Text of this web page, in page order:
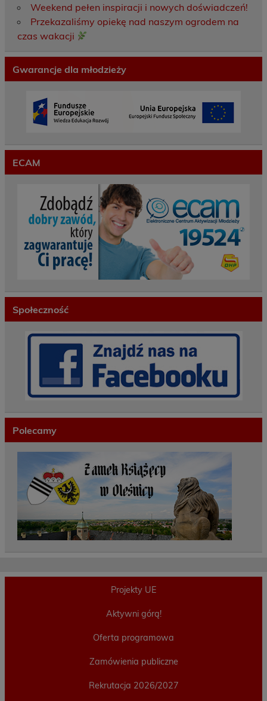
Weekend pełen inspiracji i nowych doświadczeń!
Przekazaliśmy opiekę nad naszym ogrodem na
czas wakacji
Gwarancje dla młodzieży
ECAM
Społeczność
Polecamy
Projekty UE
Aktywni górą!
Oferta programowa
Zamówienia publiczne
Rekrutacja 2026/2027